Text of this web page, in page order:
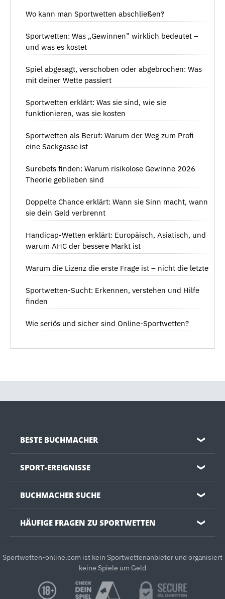
Wo kann man Sportwetten abschließen?
Sportwetten: Was „Gewinnen” wirklich bedeutet –
und was es kostet
Spiel abgesagt, verschoben oder abgebrochen: Was
mit deiner Wette passiert
Sportwetten erklärt: Was sie sind, wie sie
funktionieren, was sie kosten
Sportwetten als Beruf: Warum der Weg zum Profi
eine Sackgasse ist
Surebets finden: Warum risikolose Gewinne 2026
Theorie geblieben sind
Doppelte Chance erklärt: Wann sie Sinn macht, wann
sie dein Geld verbrennt
Handicap-Wetten erklärt: Europäisch, Asiatisch, und
warum AHC der bessere Markt ist
Warum die Lizenz die erste Frage ist – nicht die letzte
Sportwetten-Sucht: Erkennen, verstehen und Hilfe
finden
Wie seriös und sicher sind Online-Sportwetten?
BESTE BUCHMACHER ❯
SPORT-EREIGNISSE ❯
BUCHMACHER SUCHE ❯
HÄUFIGE FRAGEN ZU SPORTWETTEN ❯
Sportwetten-online.com ist kein Sportwettenanbieter und organisiert
keine Spiele um Geld